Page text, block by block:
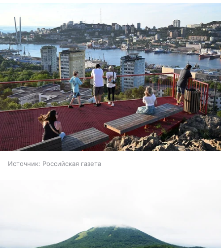
Источник: Российская газета